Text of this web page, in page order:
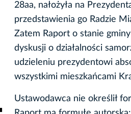
28aa, nałożyła na
przedstawienia go Radzie
Zatem Raport o stanie
dyskusji o działalności
udzieleniu prezydentowi
wszystkimi mieszkańcami
Ustawodawca nie określił